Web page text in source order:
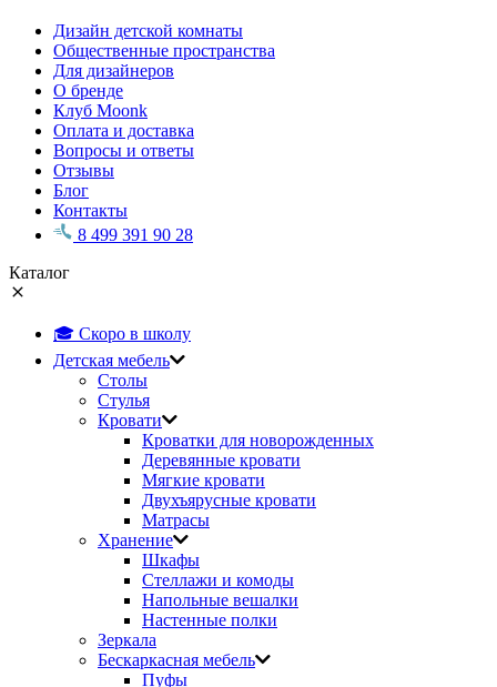
Дизайн детской комнаты
Общественные пространства
Для дизайнеров
О бренде
Клуб Moonk
Оплата и доставка
Вопросы и ответы
Отзывы
Блог
Контакты
8 499 391 90 28
Каталог
🎓 Скоро в школу
Детская мебель
Столы
Стулья
Кровати
Кроватки для новорожденных
Деревянные кровати
Мягкие кровати
Двухъярусные кровати
Матрасы
Хранение
Шкафы
Стеллажи и комоды
Напольные вешалки
Настенные полки
Зеркала
Бескаркасная мебель
Пуфы